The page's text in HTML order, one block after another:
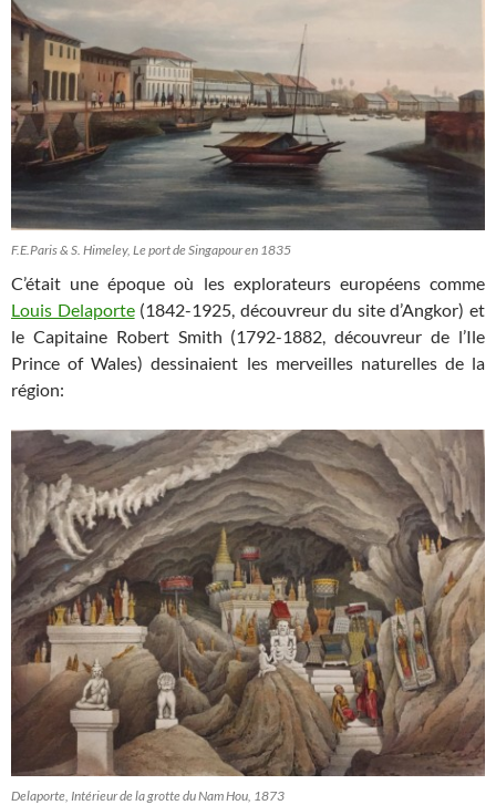
F.E.Paris & S. Himeley, Le port de Singapour en 1835
C’était une époque où les explorateurs européens comme
Louis Delaporte(1842-1925, découvreur du site d’Angkor) et
le Capitaine Robert Smith (1792-1882, découvreur de l’Ile
Prince of Wales)dessinaient les merveilles naturelles de la
région:
Delaporte, Intérieur de la grotte du Nam Hou, 1873